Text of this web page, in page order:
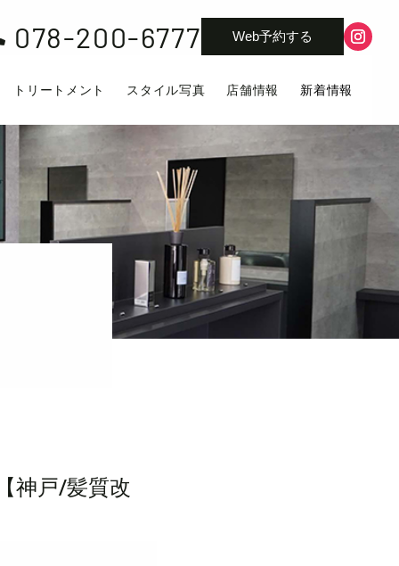
078-200-6777 Web予約する
トリートメント スタイル写真 店舗情報 新着情報
神戸/髪質改